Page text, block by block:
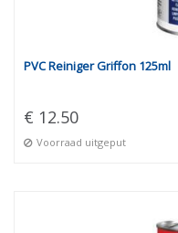
PVC Reiniger Griffon 125ml
€ 12.50
Voorraad uitgeput